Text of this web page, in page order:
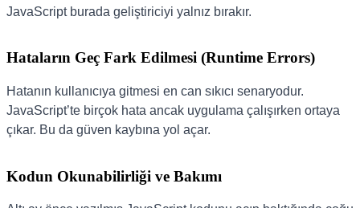
JavaScript burada geliştiriciyi yalnız bırakır.
Hataların Geç Fark Edilmesi (Runtime Errors)
Hatanın kullanıcıya gitmesi en can sıkıcı senaryodur.
JavaScript’te birçok hata ancak uygulama çalışırken ortaya
çıkar. Bu da güven kaybına yol açar.
Kodun Okunabilirliği ve Bakımı